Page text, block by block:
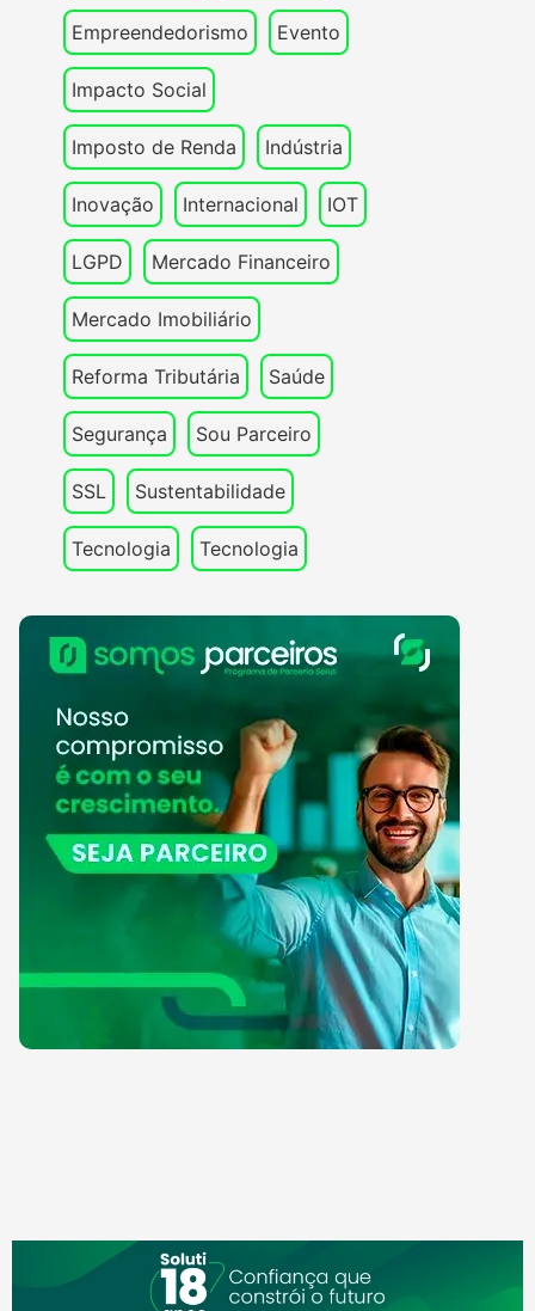
Empreendedorismo Evento
Impacto Social
Imposto de Renda Indústria
Inovação Internacional IOT
LGPD Mercado Financeiro
Mercado Imobiliário
Reforma Tributária Saúde
Segurança Sou Parceiro
SSL Sustentabilidade
Tecnologia Tecnologia